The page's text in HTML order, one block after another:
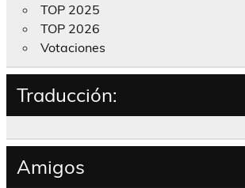
TOP 2025
TOP 2026
Votaciones
Traducción:
Amigos